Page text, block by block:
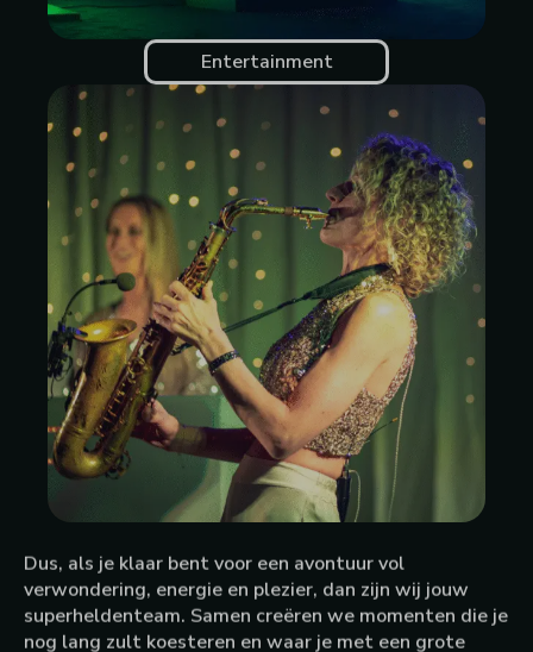
verwondering, energie en plezier, dan zijn wij jouw
superheldenteam. Samen creëren we momenten die je
nog lang zult koesteren en waar je met een grote
glimlach aan terug zult denken.